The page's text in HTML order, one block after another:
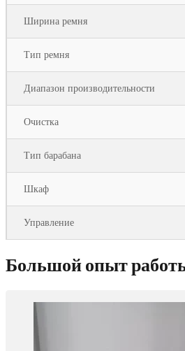
Ширина ремня
Тип ремня
Диапазон производительности
Очистка
Тип барабана
Шкаф
Управление
Большой опыт